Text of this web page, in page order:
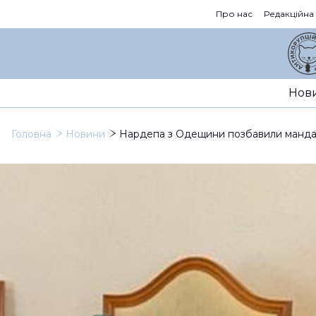
Про нас Редакційна
Головна Новини Нардепа з Одещини позбавили